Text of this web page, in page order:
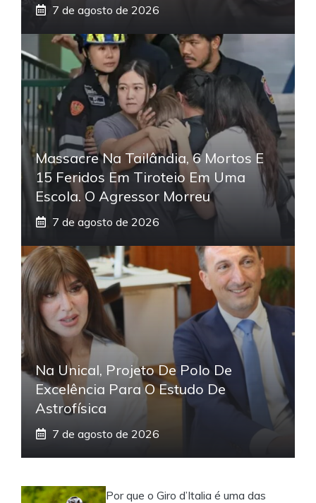
7 de agosto de 2026
Massacre Na Tailândia, 6 Mortos E
15 Feridos Em Tiroteio Em Uma
Escola. O Agressor Morreu
7 de agosto de 2026
Na Unical, Projeto De Polo De
Excelência Para O Estudo De
Astrofísica
7 de agosto de 2026
Por que o Giro d’Italia é uma das